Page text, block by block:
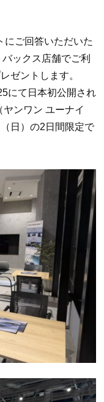
にご回答いただいた
ックス店舗でご利
ゼントします。
にて日本初公開され
ンワン ユーナイ
日）の2日間限定で